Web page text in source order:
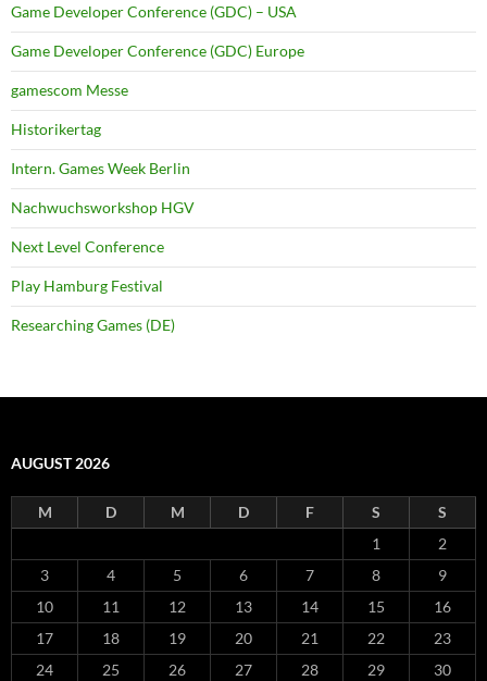
Game Developer Conference (GDC) – USA
Game Developer Conference (GDC) Europe
gamescom Messe
Historikertag
Intern. Games Week Berlin
Nachwuchsworkshop HGV
Next Level Conference
Play Hamburg Festival
Researching Games (DE)
AUGUST 2026
M D M D F S
S
1
2
3
4 5 6 7 8
9
10
11 12 13 14 15
16
17
18 19 20 21 22
23
24
25 26 27 28 29
30